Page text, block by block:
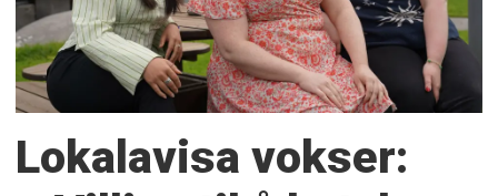
Lokalavisa vokser: